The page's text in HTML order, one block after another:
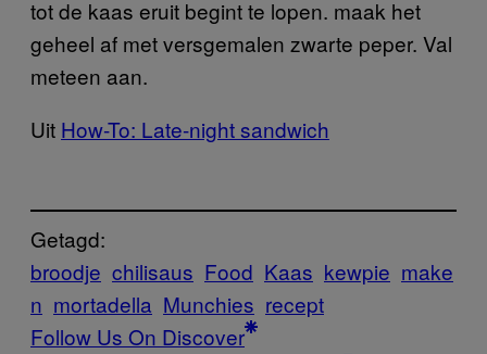
tot de kaas eruit begint te lopen. maak het
geheel af met versgemalen zwarte peper. Val
meteen aan.
Uit How-To: Late-night sandwich
Getagd:
broodje chilisaus Food Kaas kewpie make
n mortadella Munchies recept
Follow Us On Discover